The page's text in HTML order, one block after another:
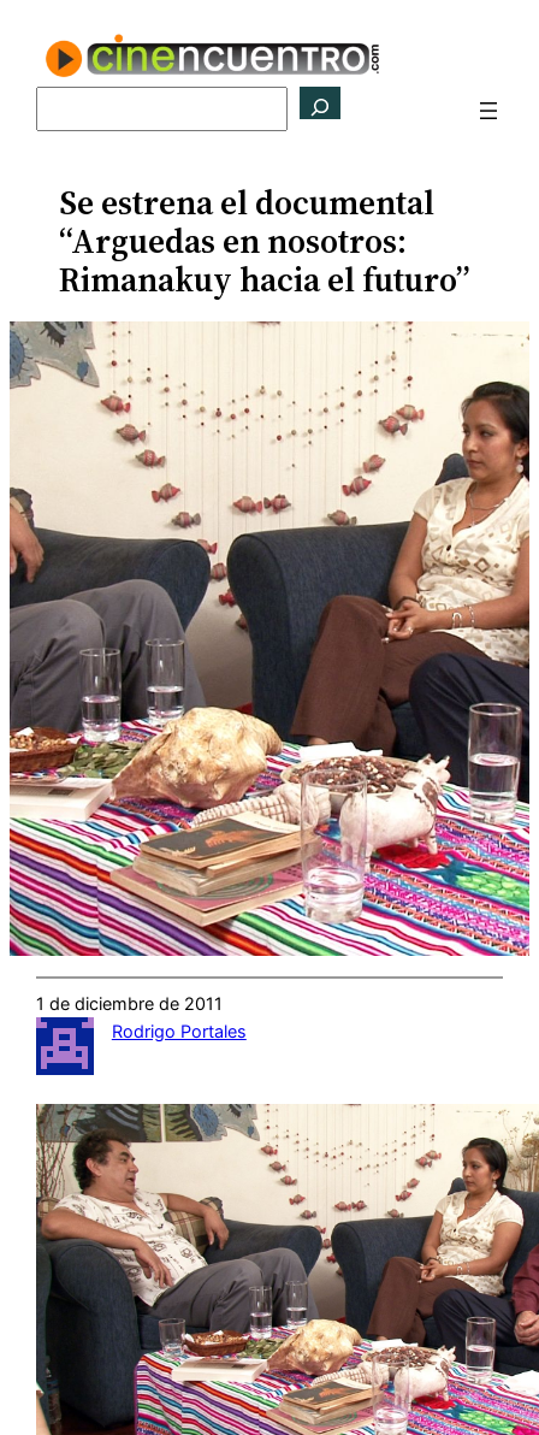
contenido
Se estrena el documental
“Arguedas en nosotros:
Rimanakuy hacia el futuro”
1 de diciembre de 2011
Rodrigo Portales